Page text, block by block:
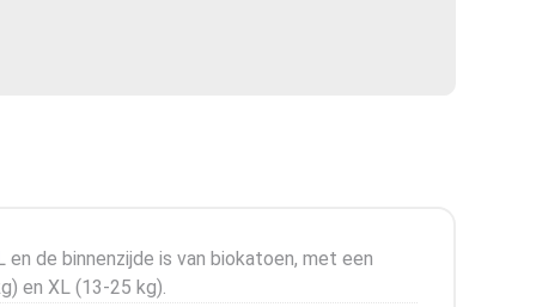
de binnenzijde is van biokatoen, met een
en XL (13-25 kg).